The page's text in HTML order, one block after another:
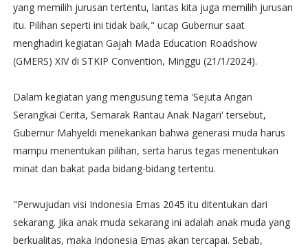
yang memilih jurusan tertentu, lantas kita juga memilih jurusan
itu. Pilihan seperti ini tidak baik," ucap Gubernur saat
menghadiri kegiatan Gajah Mada Education Roadshow
(GMERS) XIV di STKIP Convention, Minggu (21/1/2024).
Dalam kegiatan yang mengusung tema 'Sejuta Angan
Serangkai Cerita, Semarak Rantau Anak Nagari' tersebut,
Gubernur Mahyeldi menekankan bahwa generasi muda harus
mampu menentukan pilihan, serta harus tegas menentukan
minat dan bakat pada bidang-bidang tertentu.
"Perwujudan visi Indonesia Emas 2045 itu ditentukan dari
sekarang. Jika anak muda sekarang ini adalah anak muda yang
berkualitas, maka Indonesia Emas akan tercapai. Sebab,